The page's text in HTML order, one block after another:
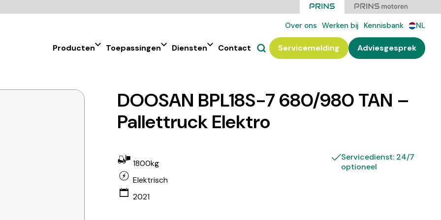
Over ons Werken bij Kennisbank NL
Producten Toepassingen Diensten Contact Servicemelding Adviesgesprek
DOOSAN BPL18S-7 680/980 TAN –
Pallettruck Elektro
1800kg
Elektrisch
2021
Servicedienst: 24/7
optioneel